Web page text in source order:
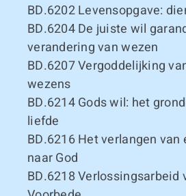
BD.6202Levensopgave:
BD.6204De juiste wil
verandering van wezen
BD.6207Vergoddelijking
wezens
BD.6214Gods wil: het
liefde
BD.6216Het verlangen van
naar God
BD.6218Verlossingsarbeid